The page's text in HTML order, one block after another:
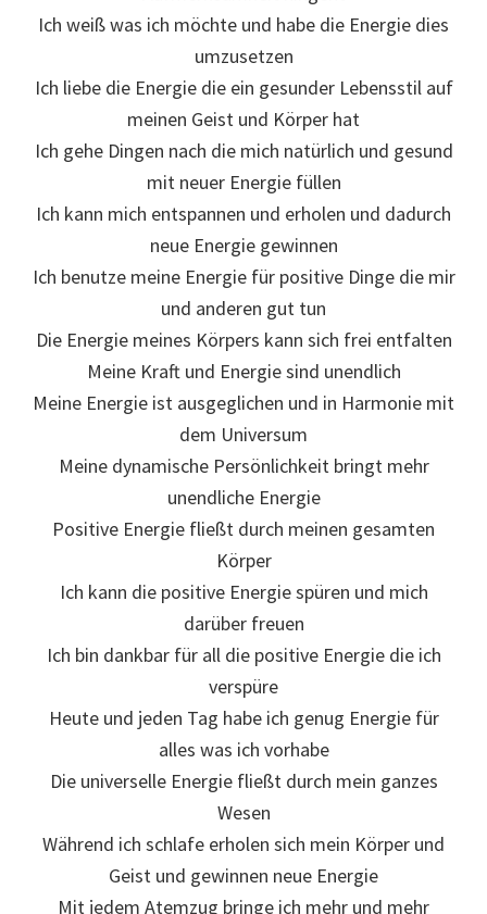
Ich weiß was ich möchte und habe die Energie dies
umzusetzen
Ich liebe die Energie die ein gesunder Lebensstil auf
meinen Geist und Körper hat
Ich gehe Dingen nach die mich natürlich und gesund
mit neuer Energie füllen
Ich kann mich entspannen und erholen und dadurch
neue Energie gewinnen
Ich benutze meine Energie für positive Dinge die mir
und anderen gut tun
Die Energie meines Körpers kann sich frei entfalten
Meine Kraft und Energie sind unendlich
Meine Energie ist ausgeglichen und in Harmonie mit
dem Universum
Meine dynamische Persönlichkeit bringt mehr
unendliche Energie
Positive Energie fließt durch meinen gesamten
Körper
Ich kann die positive Energie spüren und mich
darüber freuen
Ich bin dankbar für all die positive Energie die ich
verspüre
Heute und jeden Tag habe ich genug Energie für
alles was ich vorhabe
Die universelle Energie fließt durch mein ganzes
Wesen
Während ich schlafe erholen sich mein Körper und
Geist und gewinnen neue Energie
Mit jedem Atemzug bringe ich mehr und mehr